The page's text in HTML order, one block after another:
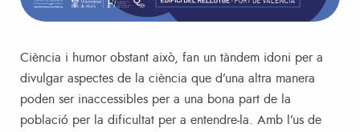
Ciència i humor obstant això, fan un tàndem idoni per a
divulgar aspectes de la ciència que d’una altra manera
poden ser inaccessibles per a una bona part de la
població per la dificultat per a entendre-la. Amb l’us de